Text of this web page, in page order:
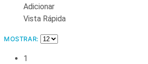
Adicionar
Vista Rápida
MOSTRAR:
1